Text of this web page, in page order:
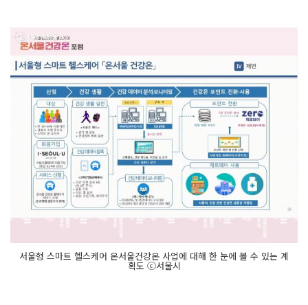
서울형 스마트 헬스케어 온서울건강온 사업에 대해 한 눈에 볼 수 있는 계
획도 ⓒ서울시